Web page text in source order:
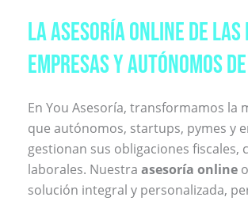
LA ASESORÍA ONLINE DE
EMPRESAS Y AUTÓNOMOS
En You Asesoría, transformamos la
que autónomos, startups, pymes y
gestionan sus obligaciones fiscales,
laborales. Nuestra asesoría online
solución integral y personalizada,